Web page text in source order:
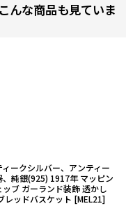
んな商品も見ていま
ィークシルバー、アンティー
、純銀(925) 1917年 マッピン
ッブ ガーランド装飾 透かし
レッドバスケット [MEL21]